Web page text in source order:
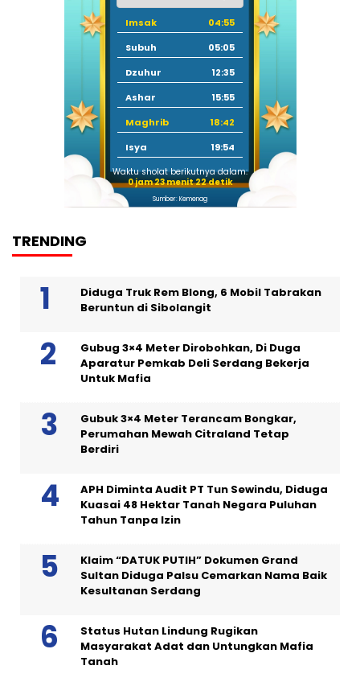
Imsak
04:55
Subuh
05:05
Dzuhur
12:35
Ashar
15:55
Maghrib
18:42
Isya
19:54
Waktu sholat berikutnya dalam:
0 jam 23 menit 22 detik
Sumber: Kemenag
TRENDING
Diduga Truk Rem Blong, 6 Mobil Tabrakan
Beruntun di Sibolangit
Gubug 3×4 Meter Dirobohkan, Di Duga
Aparatur Pemkab Deli Serdang Bekerja
Untuk Mafia
Gubuk 3×4 Meter Terancam Bongkar,
Perumahan Mewah Citraland Tetap
Berdiri
APH Diminta Audit PT Tun Sewindu, Diduga
Kuasai 48 Hektar Tanah Negara Puluhan
Tahun Tanpa Izin
Klaim “DATUK PUTIH” Dokumen Grand
Sultan Diduga Palsu Cemarkan Nama Baik
Kesultanan Serdang
Status Hutan Lindung Rugikan
Masyarakat Adat dan Untungkan Mafia
Tanah